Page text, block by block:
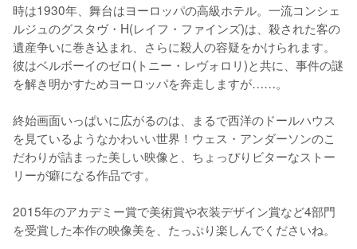
時は1930年、舞台はヨーロッパの高級ホテル。一流コンシェ
ルジュのグスタヴ・H(レイフ・ファインズ)は、殺された客の
遺産争いに巻き込まれ、さらに殺人の容疑をかけられます。
彼はベルボーイのゼロ(トニー・レヴォロリ)と共に、事件の謎
を解き明かすためヨーロッパを奔走しますが……。
終始画面いっぱいに広がるのは、まるで西洋のドールハウス
を見ているようなかわいい世界！ウェス・アンダーソンのこ
だわりが詰まった美しい映像と、ちょっぴりビターなストー
リーが癖になる作品です。
2015年のアカデミー賞で美術賞や衣装デザイン賞など4部門
を受賞した本作の映像美を、たっぷり楽しんでくださいね。